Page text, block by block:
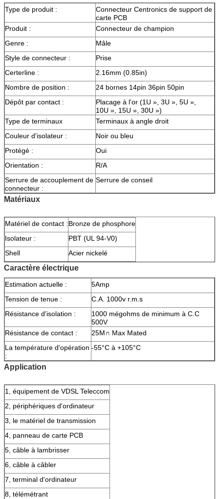
Type de produit :
Connecteur Centronics de support de
carte PCB
Produit :
Connecteur de champion
Genre :
Mâle
Style de connecteur :
Prise
Certerline :
2.16mm (0.85in)
Nombre de position :
24 bornes 14pin 36pin 50pin
Dépôt par contact :
Placage à l'or (1U », 3U », 5U »,
10U », 15U », 30U »)
Type de terminaux
Terminaux à angle droit
Couleur d'isolateur :
Noir ou bleu
Protégé :
Oui
Orientation :
R/A
Serrure de accouplement de
connecteur :
Serrure de conseil
Matériaux
Matériel de contact :Bronze de phosphore
Isolateur :
PBT (UL 94-V0)
Shell
Acier nickelé
Caractère électrique
Estimation actuelle :
5Amp
Tension de tenue :
C.A. 1000v r.m.s
Résistance d'isolation :
1000 mégohms de minimum à C.C
500V
Résistance de contact :
25M∩ Max Mated
La température d'opération
:
-55°C à +105°C
Application
1, équipement de VDSL Teleccom
2, périphériques d'ordinateur
3, le matériel de transmission
4, panneau de carte PCB
5, câble à lambrisser
6, câble à câbler
7, terminal d'ordinateur
8, télémétrant